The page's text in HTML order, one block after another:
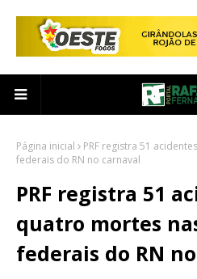
Página inicial
PRF registra 51
federais do RN no carnaval
PRF registra 51
quatro mortes
federais do RN